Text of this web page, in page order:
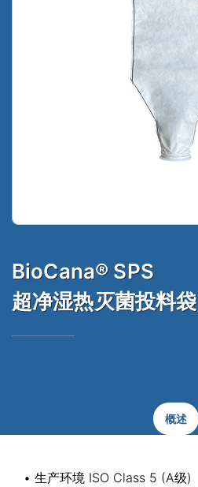
BioCana® SPS
超净湿热灭菌投料袋
概述
• 生产环境 ISO Class 5 (A级)